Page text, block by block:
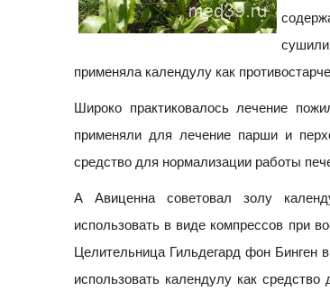
применяла календулу как
Широко практиковалось лечение
применяли для лечение парши и
средство для нормализации работы
А Авиценна советовал золу
использовать в виде компрессов при
Целительница Гильдегард фон Бинген
использовать календулу как